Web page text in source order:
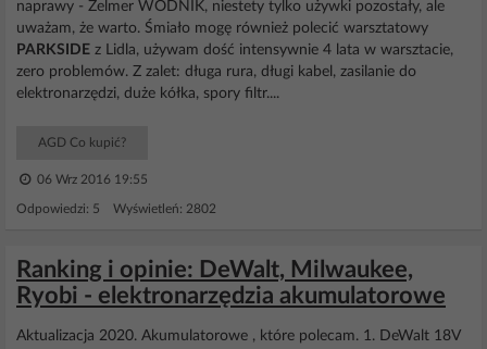
naprawy - Zelmer WODNIK, niestety tylko używki pozostały, ale
uważam, że warto. Śmiało mogę również polecić warsztatowy
PARKSIDE z Lidla, używam dość intensywnie 4 lata w warsztacie,
zero problemów. Z zalet: długa rura, długi kabel, zasilanie do
elektronarzędzi, duże kółka, spory filtr....
AGD Co kupić?
06 Wrz 2016 19:55
Odpowiedzi: 5 Wyświetleń: 2802
Ranking i opinie: DeWalt, Milwaukee,
Ryobi - elektronarzędzia akumulatorowe
Aktualizacja 2020. Akumulatorowe , które polecam. 1. DeWalt 18V